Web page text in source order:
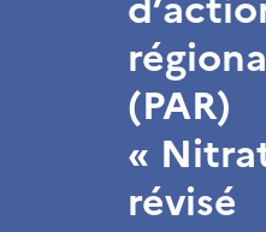
(PAR)
«
révisé